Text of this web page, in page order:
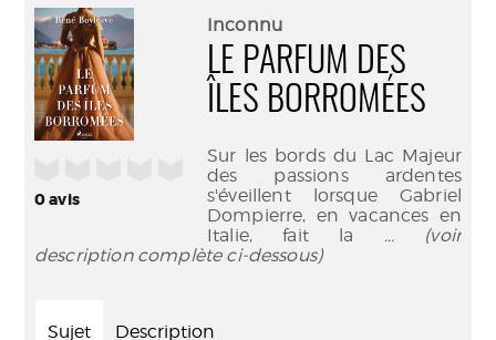
0avis
Inconnu
LE PARFUM DES
ÎLES BORROMÉES
Sur les bords du Lac Majeur
des passions ardentes
s'éveillent lorsque Gabriel
Dompierre, en vacances en
Italie, fait la ... (voir
description complète ci-dessous)
Sujet Description